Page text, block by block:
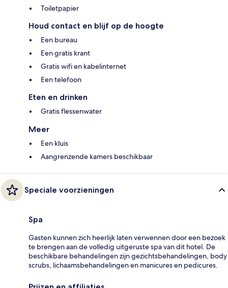
Toiletpapier
Houd contact en blijf op de hoogte
Een bureau
Een gratis krant
Gratis wifi en kabelinternet
Een telefoon
Eten en drinken
Gratis flessenwater
Meer
Een kluis
Aangrenzende kamers beschikbaar
Speciale voorzieningen
Spa
Gasten kunnen zich heerlijk laten verwennen door een bezoek
te brengen aan de volledig uitgeruste spa van dit hotel. De
beschikbare behandelingen zijn gezichtsbehandelingen, body
scrubs, lichaamsbehandelingen en manicures en pedicures.